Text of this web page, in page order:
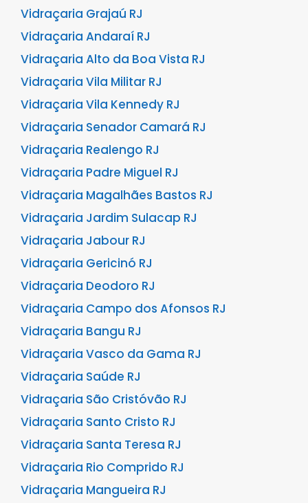
Vidraçaria Grajaú RJ
Vidraçaria Andaraí RJ
Vidraçaria Alto da Boa Vista RJ
Vidraçaria Vila Militar RJ
Vidraçaria Vila Kennedy RJ
Vidraçaria Senador Camará RJ
Vidraçaria Realengo RJ
Vidraçaria Padre Miguel RJ
Vidraçaria Magalhães Bastos RJ
Vidraçaria Jardim Sulacap RJ
Vidraçaria Jabour RJ
Vidraçaria Gericinó RJ
Vidraçaria Deodoro RJ
Vidraçaria Campo dos Afonsos RJ
Vidraçaria Bangu RJ
Vidraçaria Vasco da Gama RJ
Vidraçaria Saúde RJ
Vidraçaria São Cristóvão RJ
Vidraçaria Santo Cristo RJ
Vidraçaria Santa Teresa RJ
Vidraçaria Rio Comprido RJ
Vidraçaria Mangueira RJ